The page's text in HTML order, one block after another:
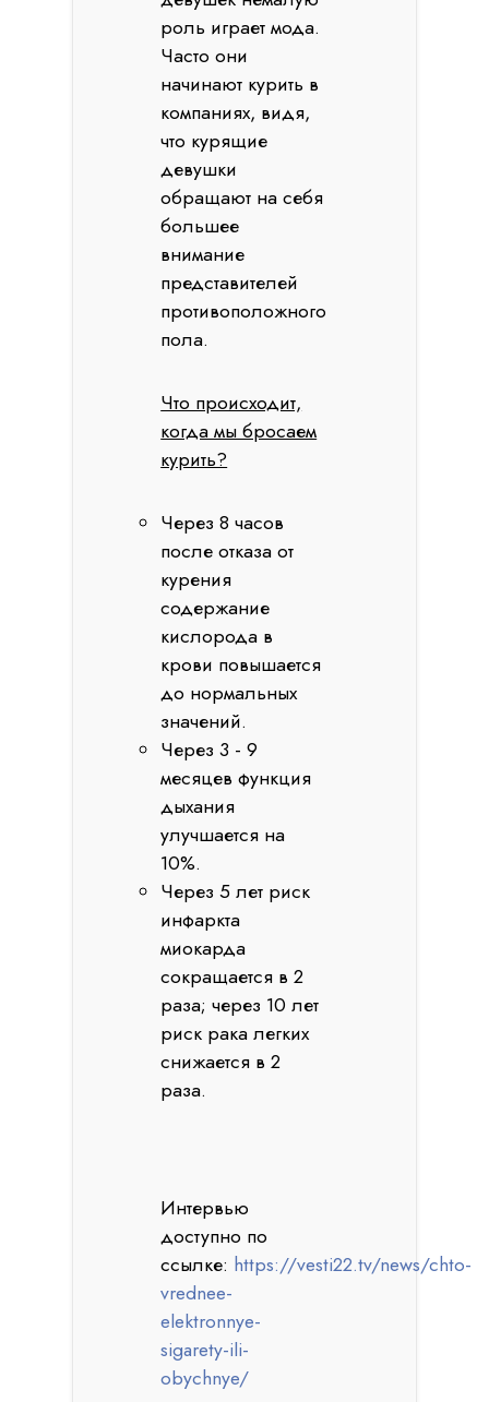
роль играет мода.
Часто они
начинают курить в
компаниях, видя,
что курящие
девушки
обращают на себя
большее
внимание
представителей
противоположного
пола.
Что происходит,
когда мы бросаем
курить?
Через 8 часов
после отказа от
курения
содержание
кислорода в
крови повышается
до нормальных
значений.
Через 3 - 9
месяцев функция
дыхания
улучшается на
10%.
Через 5 лет риск
инфаркта
миокарда
сокращается в 2
раза; через 10 лет
риск рака легких
снижается в 2
раза.
Интервью
доступно по
ссылке: https://vesti22.tv/news/chto-
vrednee-
elektronnye-
sigarety-ili-
obychnye/